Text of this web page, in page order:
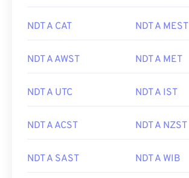
NDT A CAT NDT A MEST
NDT A AWST NDT A MET
NDT A UTC NDT A IST
NDT A ACST NDT A NZST
NDT A SAST NDT A WIB